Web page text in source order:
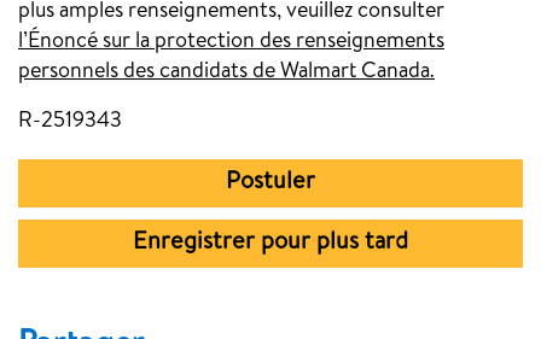
plus amples renseignements, veuillez consulter
l’Énoncé sur la protection des renseignements
personnels des candidats de Walmart Canada.
R-2519343
Postuler
Enregistrer pour plus tard